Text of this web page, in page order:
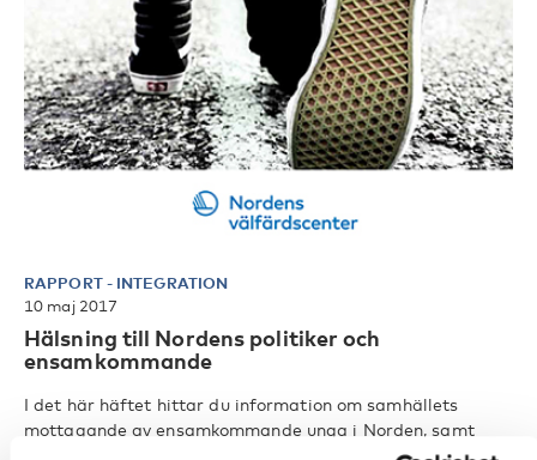
RAPPORT- INTEGRATION
10 maj 2017
Hälsning till Nordens politiker och
ensamkommande
I det här häftet hittar du information om samhällets
mottagande av ensamkommande unga i Norden, samt